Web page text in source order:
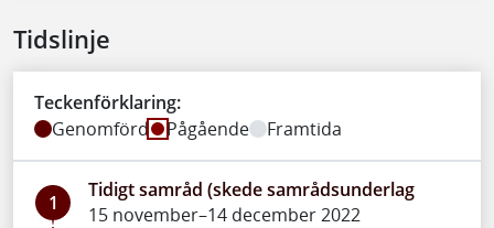
Tidslinje
Teckenförklaring:
Genomförd
Pågående Framtida
1
Tidigt samråd (skede samrådsunderlag
15 november–14 december 2022